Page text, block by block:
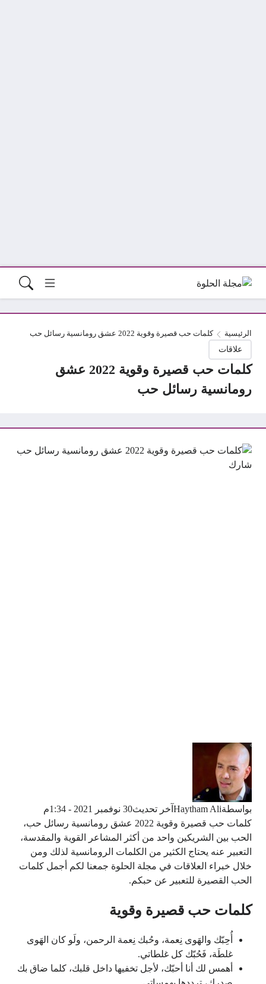
الرئيسية كلمات حب قصيرة وقوية 2022 عشق رومانسية رسائل حب
علاقات
كلمات حب قصيرة وقوية 2022 عشق
رومانسية رسائل حب
شارك
بواسطةHaytham Ali آخر تحديث30 نوفمبر 2021 - 1:34م
كلمات حب قصيرة وقوية 2022 عشق رومانسية رسائل حب،
الحب بين الشريكين واحد من أكثر المشاعر القوية والمقدسة،
التعبير عنه يحتاج الكثير من الكلمات الرومانسية لذلك ومن
خلال خبراء العلاقات في مجلة الحلوة جمعنا لكم أجمل كلمات
الحب القصيرة للتعبير عن حبكم.
كلمات حب قصيرة وقوية
أُحِبّك والهَوى نِعمة، وحُبك نِعمة الرحمن، ولَو كان الهَوى
غلطَة، فَحُبّك كل غلطاتي.
أهمس لك أنا أحبّك، لأجل تخفيها داخل قلبك، كلما ضاق بك